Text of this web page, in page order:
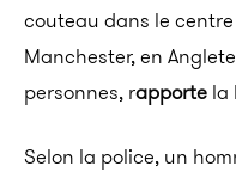
couteau dans le
Manchester, en
personnes, rapporte la
Selon la police, un